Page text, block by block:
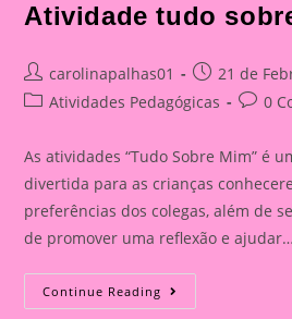
Atividade tudo
Post
author:
carolinapalhas01
Post
published:
21 de
PostAtividades Pedagógicas
Post0
As atividades “Tudo Sobre Mim” é
divertida para as crianças
preferências dos colegas, além de
de promover uma reflexão e ajudar…
Continue Reading Atividade
Tudo